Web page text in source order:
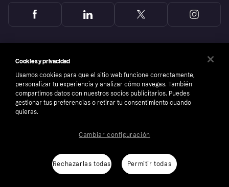
Número de empresa: 556737-0431
Aviso Sobre CookiesKlarna.com
Cookies y privacidad
Usamos cookies para que el sitio web funcione correctamente,
personalizar tu experiencia y analizar cómo navegas. También
compartimos datos con nuestros socios publicitarios. Puedes
gestionar tus preferencias o retirar tu consentimiento cuando
quieras.
Rechazarlas todas Permitir todas
Cambiar configuración